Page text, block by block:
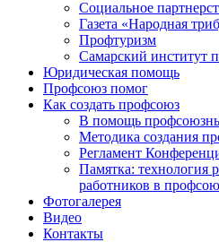
Социальное
Газета «Народная
Профтуризм
Самарский институт
Юридическая помощь
Профсоюз помог
Как создать профсоюз
В помощь
Методика создания
Регламент
Памятка: технология
работников в
Фотогалерея
Видео
Контакты